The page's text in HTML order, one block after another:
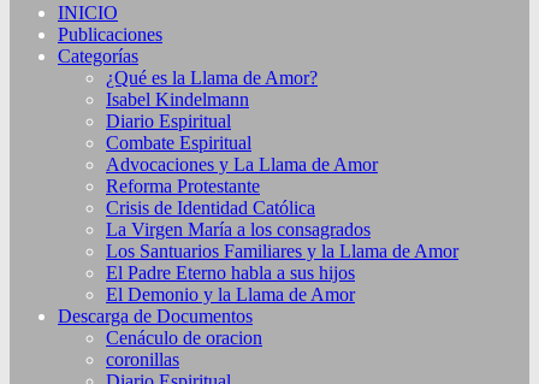
INICIO
Publicaciones
Categorías
¿Qué es la Llama de Amor?
Isabel Kindelmann
Diario Espiritual
Combate Espiritual
Advocaciones y La Llama de Amor
Reforma Protestante
Crisis de Identidad Católica
La Virgen María a los consagrados
Los Santuarios Familiares y la Llama de Amor
El Padre Eterno habla a sus hijos
El Demonio y la Llama de Amor
Descarga de Documentos
Cenáculo de oracion
coronillas